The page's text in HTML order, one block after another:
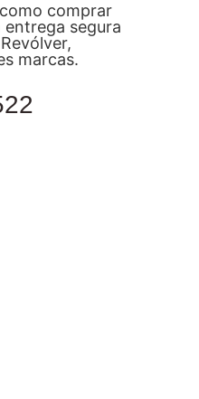
comprar
entrega segura
marcas.